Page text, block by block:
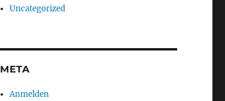
Uncategorized
META
Anmelden